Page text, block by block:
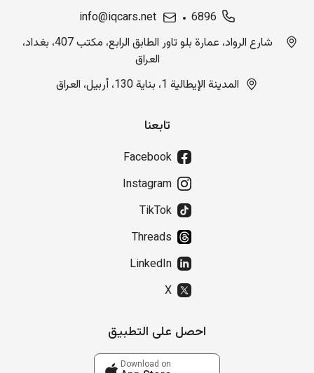
6896
info@iqcars.net
شارع الرواد، عمارة بلو تاور الطابق الرابع، مكتب 407، بغداد،
العراق
المدينة الإيطالية 1، بناية 130، أربيل، العراق
تابعنا
Facebook
Instagram
TikTok
Threads
LinkedIn
X
احصل على التطبيق
Download on